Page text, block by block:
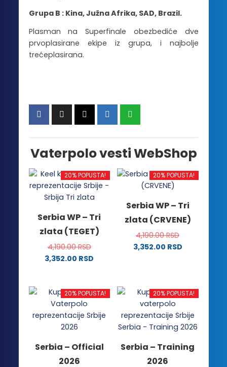
Grupa B : Kina, Južna Afrika, SAD, Brazil.
Plasman na Superfinale obezbediće dve
prvoplasirane ekipe iz grupa, i najbolje
trećeplasirana.
Vaterpolo vesti WebShop
20% POPUSTA!
Serbia WP – Tri
zlata (TEGET)
4,190.00RSD
3,352.00 RSD
ima
više
varijanti.
Opcije
biti
izabrane
20% POPUSTA!
Serbia WP – Tri
zlata (CRVENE)
4,190.00RSD
3,352.00 RSD
više
varijanti.
Opcije
mogu
izabrane
na
20% POPUSTA!
Serbia – Official
2026
20% POPUSTA!
Serbia – Training
2026